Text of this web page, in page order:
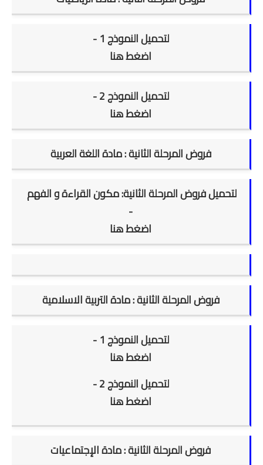
لتحميل النموذج 1 -
اضغط هنا
لتحميل النموذج 2 -
اضغط هنا
فروض المرحلة الثانية : مادة اللغة العربية
لتحميل فروض المرحلة الثانية: مكون القراءة و الفهم
-
اضغط هنا
فروض المرحلة الثانية : مادة التربية الاسلامية
لتحميل النموذج 1 -
اضغط هنا
لتحميل النموذج 2 -
اضغط هنا
فروض المرحلة الثانية : مادة الإجتماعيات